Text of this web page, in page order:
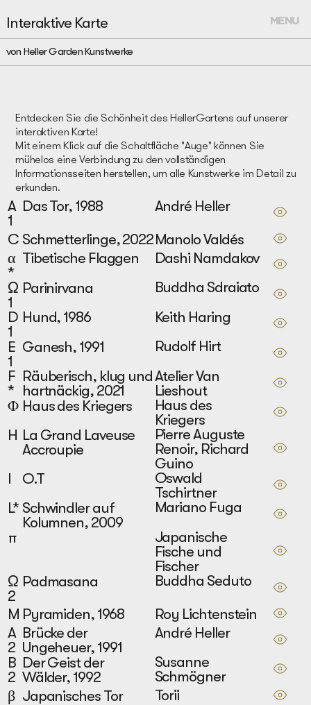
MENU
A
1
Das Tor, 1988
André Heller
C Schmetterlinge, 2022Manolo Valdés
α
*
Tibetische Flaggen
Dashi Namdakov
Ω
1
Parinirvana
Buddha Sdraiato
D
1
Hund, 1986
Keith Haring
E
1
Ganesh, 1991
Rudolf Hirt
F
*
Räuberisch, klug und
hartnäckig, 2021
Atelier Van
Lieshout
Φ Haus des Kriegers
Haus des
Kriegers
H La Grand Laveuse
Accroupie
Pierre Auguste
Renoir, Richard
Guino
I
O.T
Oswald
Tschirtner
L* Schwindler auf
Kolumnen, 2009
Mariano Fuga
π
Japanische
Fische und
Fischer
Ω
2
Padmasana
Buddha Seduto
M Pyramiden, 1968
Roy Lichtenstein
A
2
Brücke der
Ungeheuer, 1991
André Heller
B
2
Der Geist der
Wälder, 1992
Susanne
Schmögner
β Japanisches Tor
Torii
Entdecken Sie die Schönheit des HellerGartens auf unserer
interaktiven Karte!
Mit einem Klick auf die Schaltfläche "Auge" können Sie
mühelos eine Verbindung zu den vollständigen
Informationsseiten herstellen, um alle Kunstwerke im Detail zu
erkunden.
Interaktive Karte
von Heller Garden Kunstwerke